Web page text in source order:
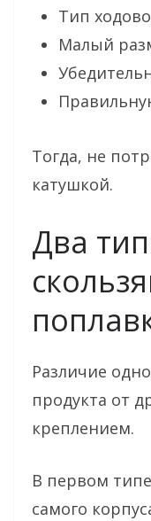
Тип
Малый
Тогда, не
катушкой.
Два
Различие
продукта от
креплением.
В первом
самого